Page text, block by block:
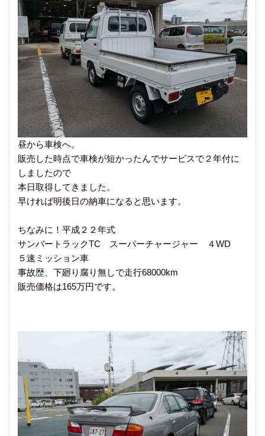
昼から車検へ。
販売した時点で車検が短かったんでサービスで２年付に
しましたので
本日取得してきました。
早ければ明後日の納車になると思います。
ちなみに！平成２２年式
サンバートラックTC スーパーチャージャー ４WD
５速ミッション車
事故歴、下廻り腐り無しで走行68000km
販売価格は165万円です。